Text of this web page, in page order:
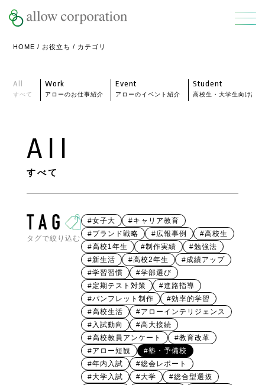
HOME / お役立ち / カテゴリ
All
すべて
Work
アローのお仕事紹介
Event
アローのイベント紹介
Student
高校生・大学生向け記事
All
すべて
タグで絞り込む
#女子大
#キャリア教育
#ブランド戦略
#広報事例
#高校生
#高校1年生
#制作実績
#勉強法
#新生活
#高校2年生
#成績アップ
#学習習慣
#学部選び
#定期テスト対策
#進路指導
#パンフレット制作
#効率的学習
#高校生活
#アローインテリジェンス
#入試動向
#高大接続
#高校教員アンケート
#教育改革
#アロー短観
#塾・予備校
#年内入試
#総会レポート
#大学入試
#大学
#総合型選抜